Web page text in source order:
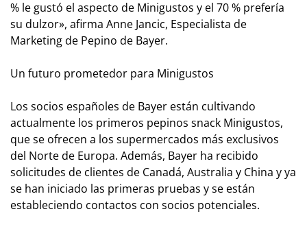
% le gustó el aspecto de Minigustos y el 70 % prefería
su dulzor», afirma Anne Jancic, Especialista de
Marketing de Pepino de Bayer.
Un futuro prometedor para Minigustos
Los socios españoles de Bayer están cultivando
actualmente los primeros pepinos snack Minigustos,
que se ofrecen a los supermercados más exclusivos
del Norte de Europa. Además, Bayer ha recibido
solicitudes de clientes de Canadá, Australia y China y ya
se han iniciado las primeras pruebas y se están
estableciendo contactos con socios potenciales.